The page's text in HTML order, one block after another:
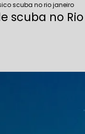
scuba no rio janeiro
scuba no